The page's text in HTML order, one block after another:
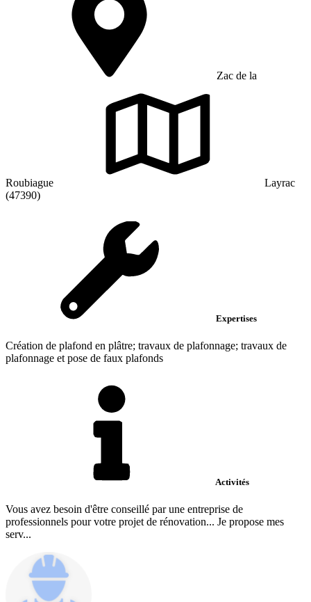
Zac de la
Roubiague
Layrac
(47390)
Expertises
Création de plafond en plâtre; travaux de plafonnage; travaux de
plafonnage et pose de faux plafonds
Activités
Vous avez besoin d'être conseillé par une entreprise de
professionnels pour votre projet de rénovation... Je propose mes
serv...